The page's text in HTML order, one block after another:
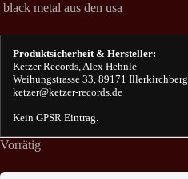
black metal aus den usa
Produktsicherheit & Hersteller:
Ketzer Records, Alex Hehnle
Weihungstrasse 33, 89171 Illerkirchberg
ketzer@ketzer-records.de
Kein GPSR Eintrag.
Vorrätig